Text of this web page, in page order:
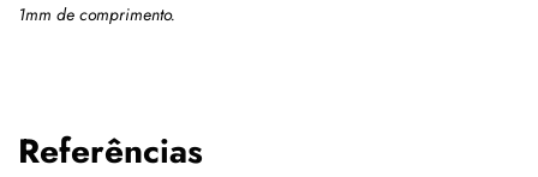
1mm de comprimento.
Referências